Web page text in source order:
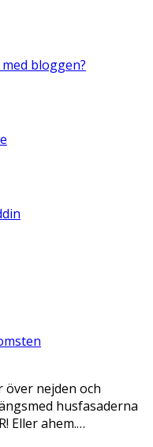
bloggen?
nejden och
husfasaderna
Eller ahem.…